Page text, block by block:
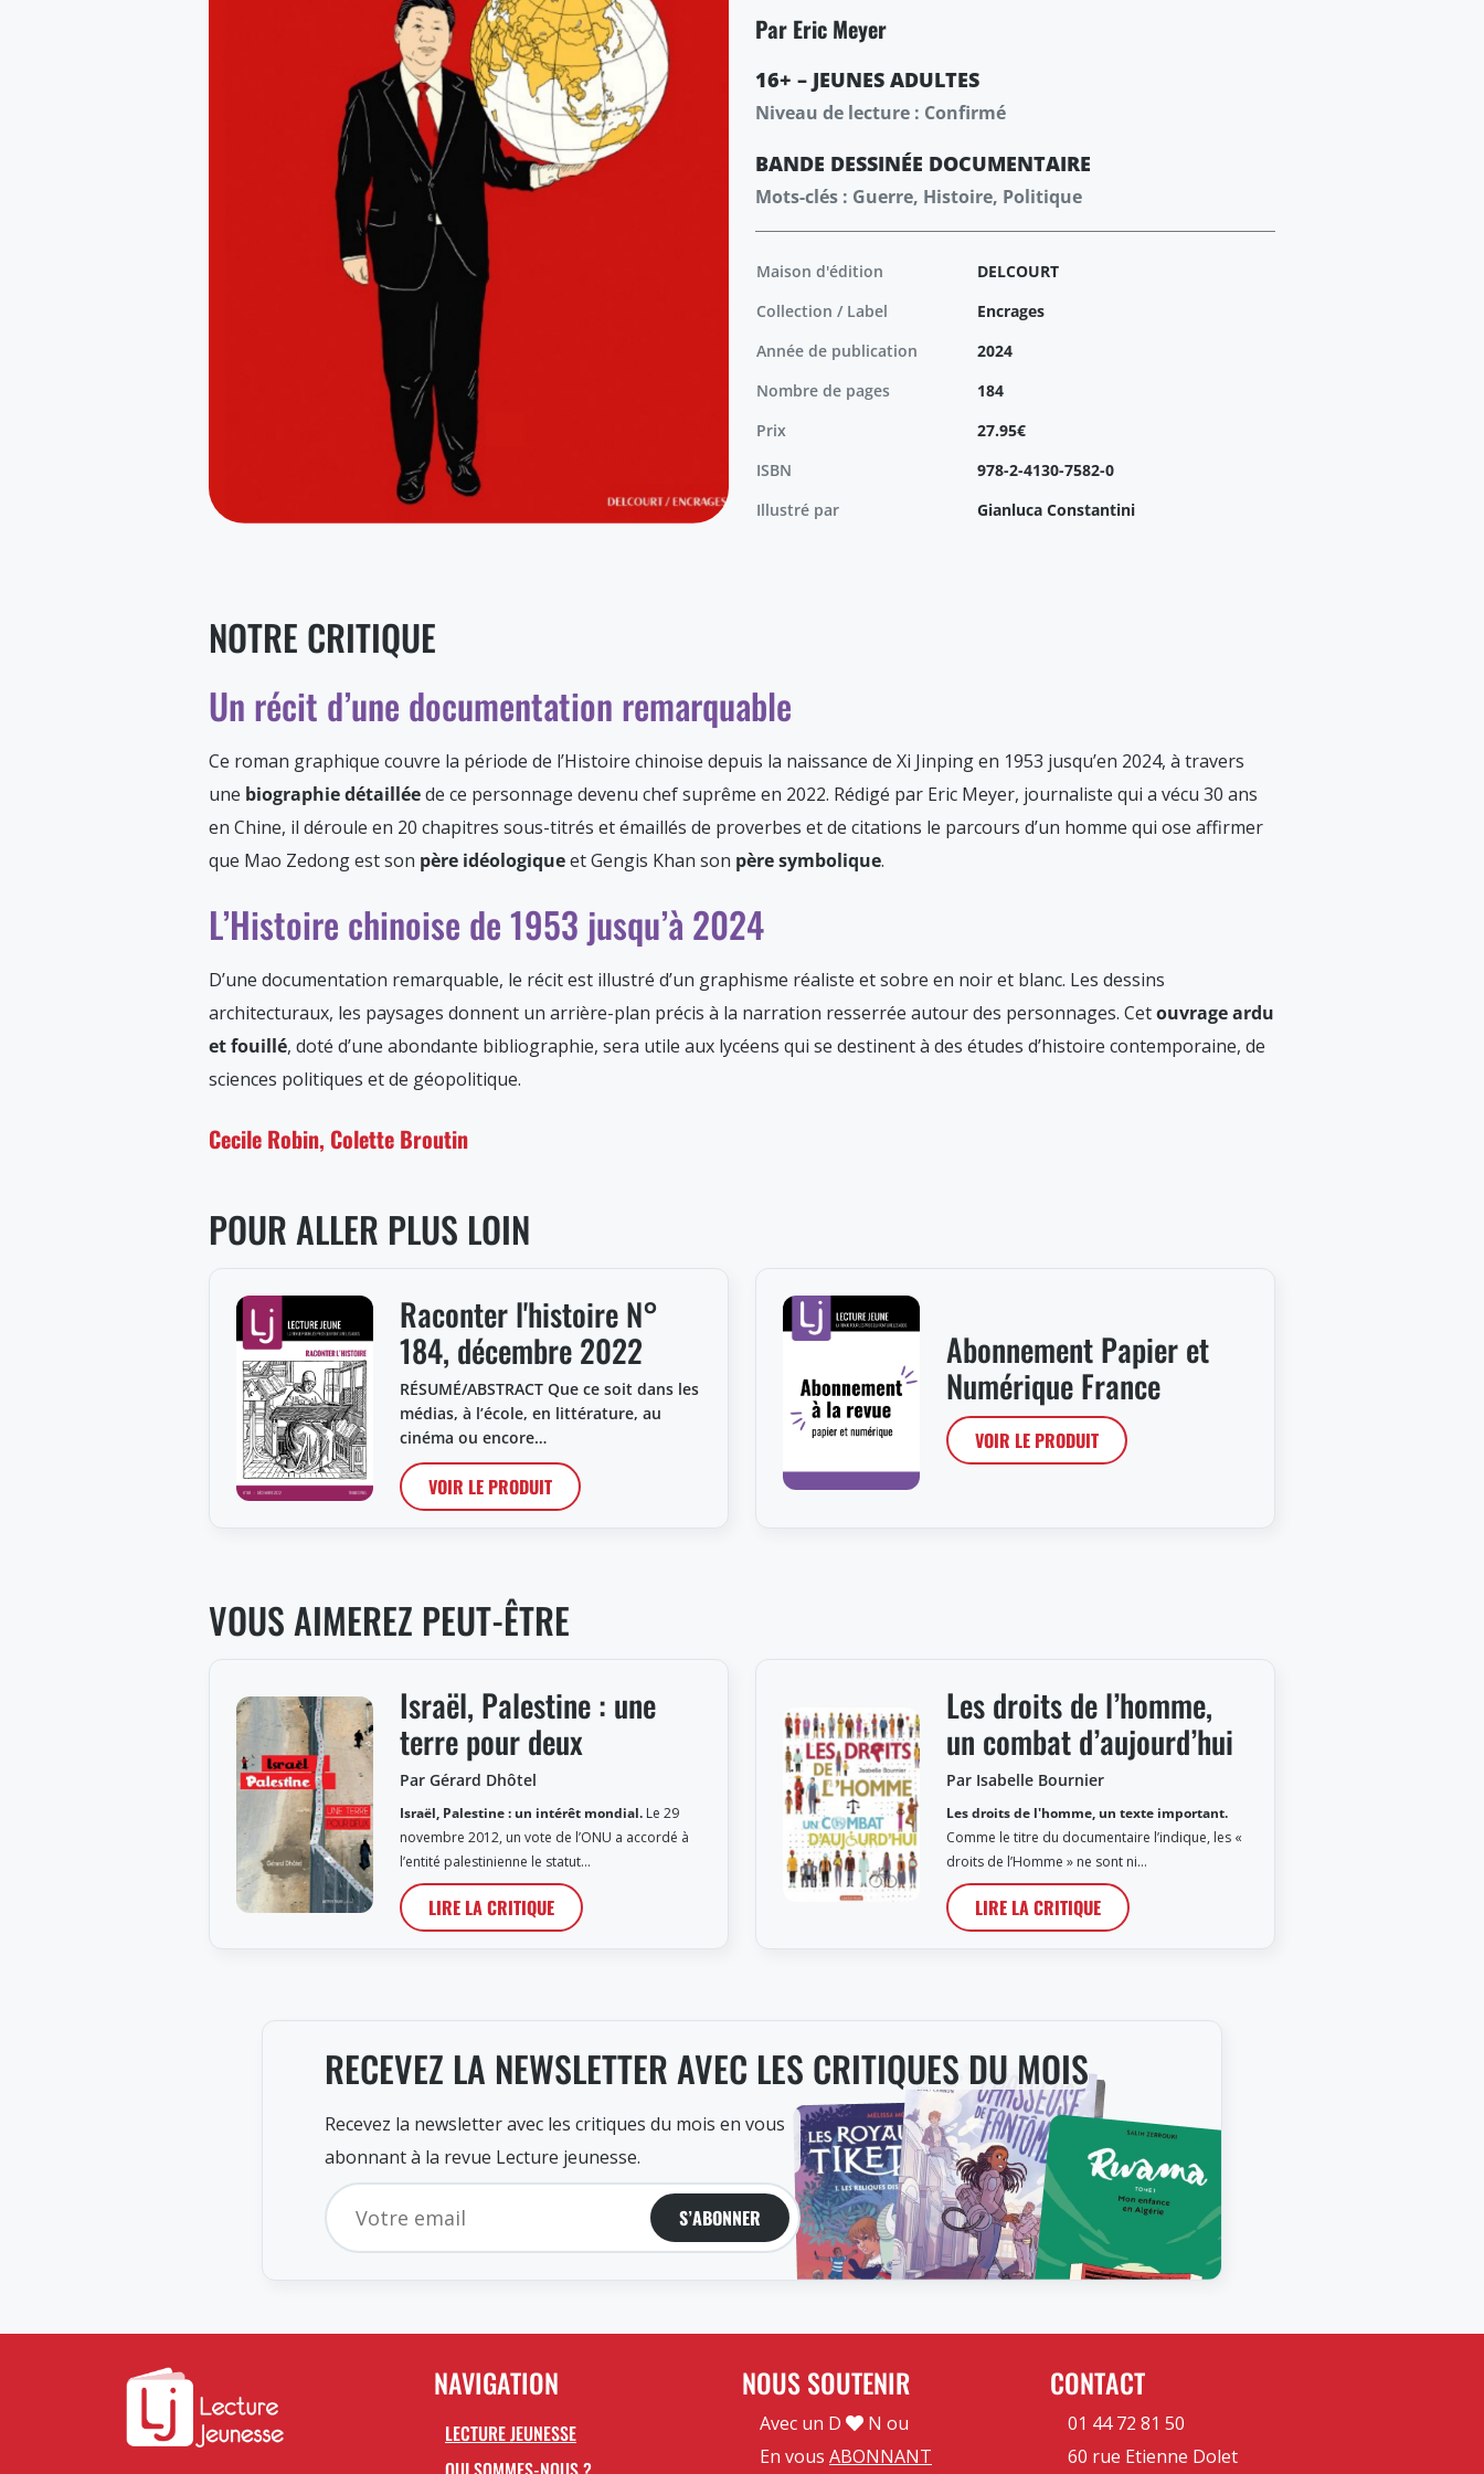
Par Eric Meyer
16+ – JEUNES ADULTES
Niveau de lecture : Confirmé
BANDE DESSINÉE DOCUMENTAIRE
Mots-clés : Guerre, Histoire, Politique
Maison d'édition
DELCOURT
Collection / Label
Encrages
Année de publication
2024
Nombre de pages
184
Prix
27.95€
ISBN
978-2-4130-7582-0
Illustré par
Gianluca Constantini
NOTRE CRITIQUE
Un récit d’une documentation remarquable
Ce roman graphique couvre la période de l’Histoire chinoise depuis la naissance de Xi Jinping en 1953 jusqu’en 2024, à travers
une biographie détailléede ce personnage devenu chef suprême en 2022. Rédigé par Eric Meyer, journaliste qui a vécu 30 ans
en Chine, il déroule en 20 chapitres sous-titrés et émaillés de proverbes et de citations le parcours d’un homme qui ose affirmer
que Mao Zedong est son père idéologiqueet Gengis Khan son père symbolique.
L’Histoire chinoise de 1953 jusqu’à 2024
D’une documentation remarquable, le récit est illustré d’un graphisme réaliste et sobre en noir et blanc. Les dessins
architecturaux, les paysages donnent un arrière-plan précis à la narration resserrée autour des personnages. Cetouvrage ardu
et fouillé, doté d’une abondante bibliographie, sera utile aux lycéens qui se destinent à des études d’histoire contemporaine, de
sciences politiques et de géopolitique.
Cecile Robin, Colette Broutin
POUR ALLER PLUS LOIN
Raconter l'histoire N°
184, décembre 2022
RÉSUMÉ/ABSTRACT Que ce soit dans les
médias, à l’école, en littérature, au
cinéma ou encore…
VOIR LE PRODUIT
Abonnement Papier et
Numérique France
VOIR LE PRODUIT
VOUS AIMEREZ PEUT-ÊTRE
Israël, Palestine : une
terre pour deux
Par Gérard Dhôtel
Israël, Palestine : un intérêt mondial. Le 29
novembre 2012, un vote de l’ONU a accordé à
l’entité palestinienne le statut…
LIRE LA CRITIQUE
Les droits de l’homme,
un combat d’aujourd’hui
Par Isabelle Bournier
Les droits de l'homme, un texte important.
Comme le titre du documentaire l’indique, les «
droits de l’Homme » ne sont ni…
LIRE LA CRITIQUE
RECEVEZ LA NEWSLETTER AVEC LES CRITIQUES DU MOIS
Recevez la newsletter avec les critiques du mois en vous
abonnant à la revue Lecture jeunesse.
S’ABONNER
NAVIGATION
LECTURE JEUNESSE
NOUS SOUTENIR
Avec un D
N ou
En vous ABONNANT
CONTACT
01 44 72 81 50
60 rue Etienne Dolet